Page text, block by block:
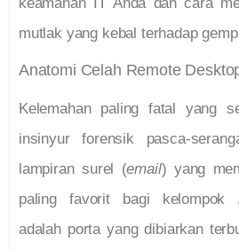
mutlak yang kebal terhadap
Anatomi Celah Remote
Kelemahan paling fatal yang
insinyur forensik pasca-
lampiran surel (email) yang
paling favorit bagi kelompok
adalah porta yang dibiarkan